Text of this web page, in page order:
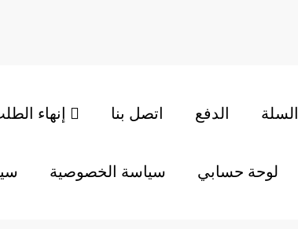
اتصل بنا الدفع السلة
سياسة الخصوصية لوحة حسابي